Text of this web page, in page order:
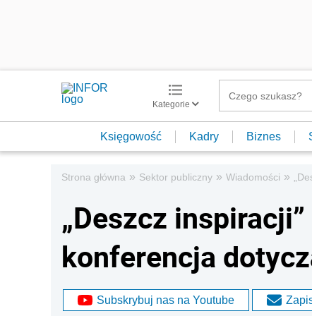
Kategorie
Księgowość Kadry Biznes
Strona główna » Sektor publiczny » Wiadomości »
„Deszcz
konferencja
Subskrybuj nas na Youtube